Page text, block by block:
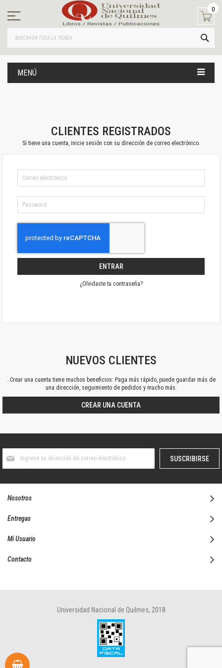
contenido
0
MENÚ
CLIENTES REGISTRADOS
Si tiene una cuenta, inicie sesión con su dirección de correo electrónico.
ENTRAR
¿Olvidaste tu contraseña?
NUEVOS CLIENTES
..Crear una cuenta tiene muchos beneficios: Paga más rápido, puede guardar más de
una dirección, seguimiento de pedidos y mucho más.
CREAR UNA CUENTA
boletín
SUSCRIBIRSE
Nosotros
Entregas
Mi Usuario
Contacto
Universidad Nacional de Quilmes, 2018